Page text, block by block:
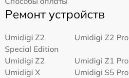
Ремонт устройств
Umidigi Z2
Special Edition
Umidigi Z2 Pro
Umidigi Z2
Umidigi Z1 Pro
Umidigi X
Umidigi S5 Pro